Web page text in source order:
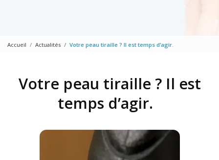
Accueil Actualités Votre peau tiraille ? Il est temps d’agir.
Votre peau tiraille ? Il est
temps d’agir.